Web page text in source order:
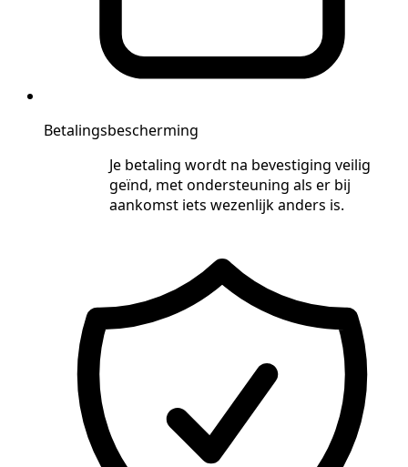
Betalingsbescherming
Je betaling wordt na bevestiging veilig
geïnd, met ondersteuning als er bij
aankomst iets wezenlijk anders is.